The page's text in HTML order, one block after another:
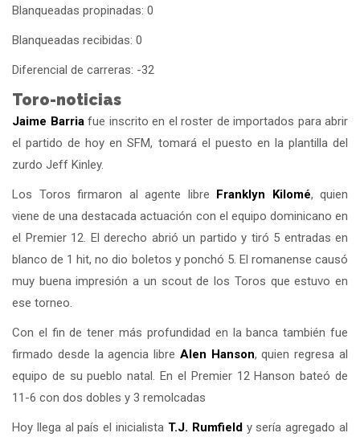
Blanqueadas propinadas: 0
Blanqueadas recibidas: 0
Diferencial de carreras: -32
Toro-noticias
Jaime Barriafue inscrito en el roster de importados para abrir
el partido de hoy en SFM, tomará el puesto en la plantilla del
zurdo Jeff Kinley.
Los Toros firmaron al agente libre Franklyn Kilomé, quien
viene de una destacada actuación con el equipo dominicano en
el Premier 12. El derecho abrió un partido y tiró 5 entradas en
blanco de 1 hit, no dio boletos y ponchó 5. El romanense causó
muy buena impresión a un scout de los Toros que estuvo en
ese torneo.
Con el fin de tener más profundidad en la banca también fue
firmado desde la agencia libre Alen Hanson, quien regresa al
equipo de su pueblo natal. En el Premier 12 Hanson bateó de
11-6 con dos dobles y 3 remolcadas
Hoy llega al país el inicialista T.J. Rumfieldy sería agregado al